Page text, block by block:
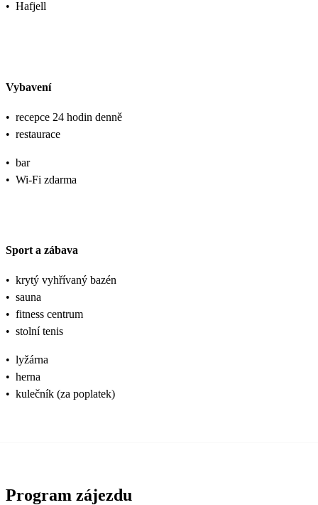
• Hafjell
Vybavení
• recepce 24 hodin denně
• restaurace
• bar
• Wi-Fi zdarma
Sport a zábava
• krytý vyhřívaný bazén
• sauna
• fitness centrum
• stolní tenis
• lyžárna
• herna
• kulečník (za poplatek)
Program zájezdu